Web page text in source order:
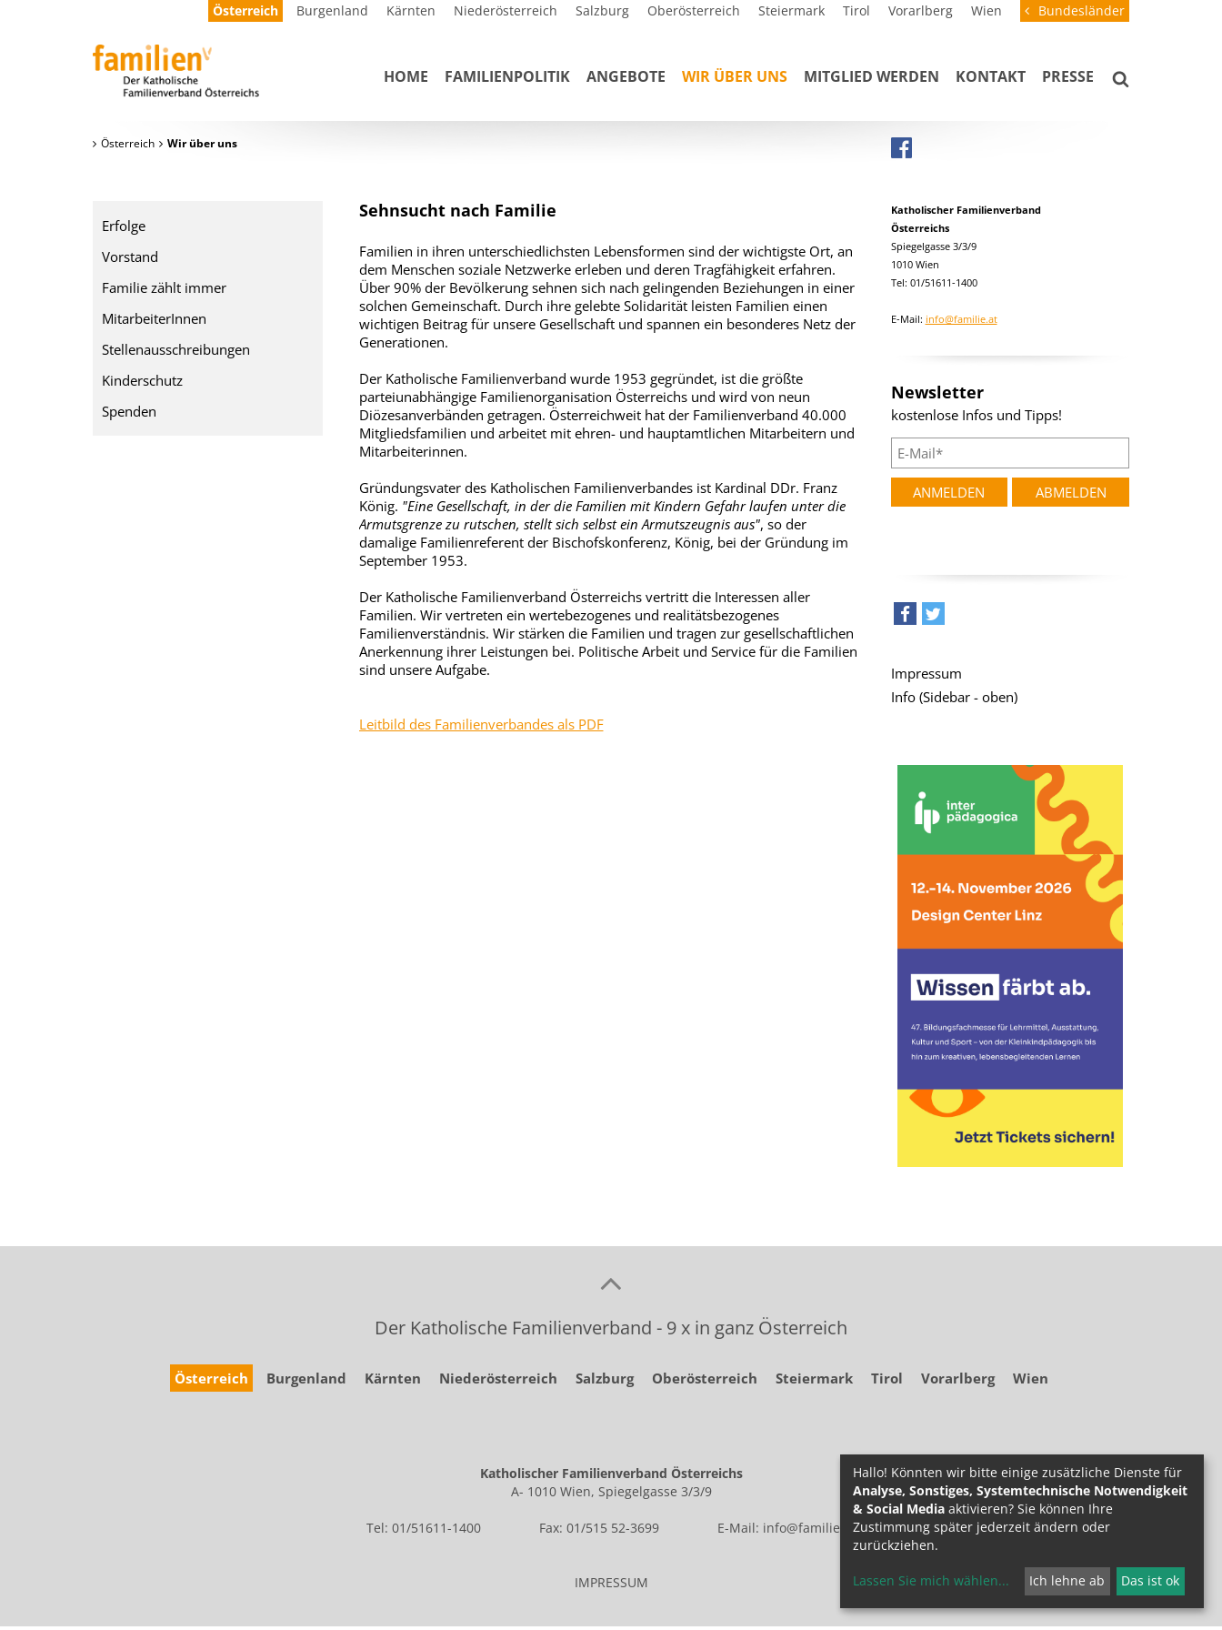
Österreich Burgenland Kärnten Niederösterreich Salzburg Oberösterreich Steiermark Tirol Vorarlberg Wien Bundesländer
HOME FAMILIENPOLITIK ANGEBOTE WIR ÜBER UNS MITGLIED WERDEN KONTAKT PRESSE
Österreich Wir über uns
Sehnsucht nach Familie
Familien in ihren unterschiedlichsten Lebensformen sind der wichtigste Ort, an
dem Menschen soziale Netzwerke erleben und deren Tragfähigkeit erfahren.
Über 90% der Bevölkerung sehnen sich nach gelingenden Beziehungen in einer
solchen Gemeinschaft. Durch ihre gelebte Solidarität leisten Familien einen
wichtigen Beitrag für unsere Gesellschaft und spannen ein besonderes Netz der
Generationen.
Der Katholische Familienverband wurde 1953 gegründet, ist die größte
parteiunabhängige Familienorganisation Österreichs und wird von neun
Diözesanverbänden getragen. Österreichweit hat der Familienverband 40.000
Mitgliedsfamilien und arbeitet mit ehren- und hauptamtlichen Mitarbeitern und
Mitarbeiterinnen.
Gründungsvater des Katholischen Familienverbandes ist Kardinal DDr. Franz
König. "Eine Gesellschaft, in der die Familien mit Kindern Gefahr laufen unter die
Armutsgrenze zu rutschen, stellt sich selbst ein Armutszeugnis aus", so der
damalige Familienreferent der Bischofskonferenz, König, bei der Gründung im
September 1953.
Der Katholische Familienverband Österreichs vertritt die Interessen aller
Familien. Wir vertreten ein wertebezogenes und realitätsbezogenes
Familienverständnis. Wir stärken die Familien und tragen zur gesellschaftlichen
Anerkennung ihrer Leistungen bei. Politische Arbeit und Service für die Familien
sind unsere Aufgabe.
Leitbild des Familienverbandes als PDF
Erfolge
Vorstand
Familie zählt immer
MitarbeiterInnen
Stellenausschreibungen
Kinderschutz
Spenden
Katholischer Familienverband
Österreichs
Spiegelgasse 3/3/9
1010 Wien
Tel: 01/51611-1400
E-Mail: info@familie.at
Newsletter
kostenlose Infos und Tipps!
Impressum
Info (Sidebar - oben)
Der Katholische Familienverband - 9 x in ganz Österreich
Österreich Burgenland Kärnten Niederösterreich Salzburg Oberösterreich Steiermark Tirol Vorarlberg Wien
Katholischer Familienverband Österreichs
A- 1010 Wien, Spiegelgasse 3/3/9
Tel: 01/51611-1400 Fax: 01/515 52-3699 E-Mail: info@familie.at
IMPRESSUM
Hallo! Könnten wir bitte einige zusätzliche Dienste für
Analyse, Sonstiges, Systemtechnische Notwendigkeit
& Social Media aktivieren? Sie können Ihre
Zustimmung später jederzeit ändern oder
zurückziehen.
Lassen Sie mich wählen... Ich lehne ab Das ist ok